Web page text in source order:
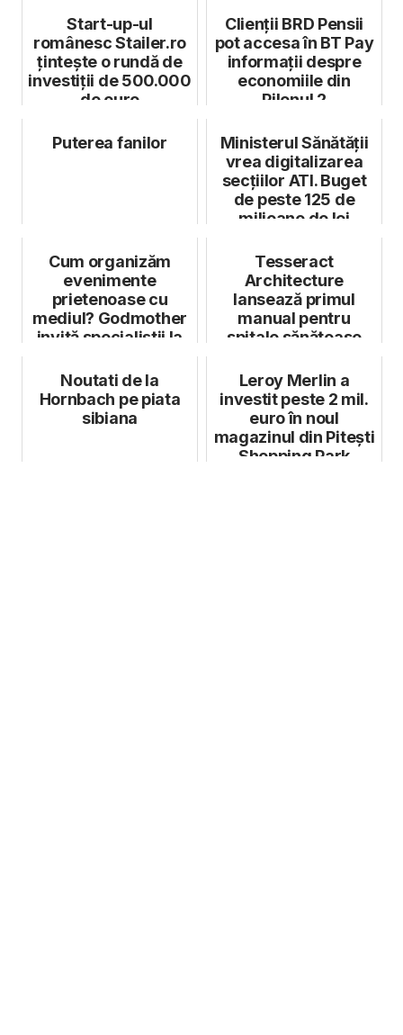
Start-up-ul
românesc Stailer.ro
țintește o rundă de
investiții de 500.000
de euro
Clienții BRD Pensii
pot accesa în BT Pay
informații despre
economiile din
Pilonul 2
Puterea fanilor
Ministerul Sănătății
vrea digitalizarea
secțiilor ATI. Buget
de peste 125 de
milioane de lei
Cum organizăm
evenimente
prietenoase cu
mediul? Godmother
invită specialiștii la
Tesseract
Architecture
lansează primul
manual pentru
spitale sănătoase
Noutati de la
Hornbach pe piata
sibiana
Leroy Merlin a
investit peste 2 mil.
euro în noul
magazinul din Pitești
Shopping Park